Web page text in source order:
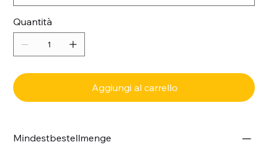
Quantità
Aggiungi al carrello
Mindestbestellmenge